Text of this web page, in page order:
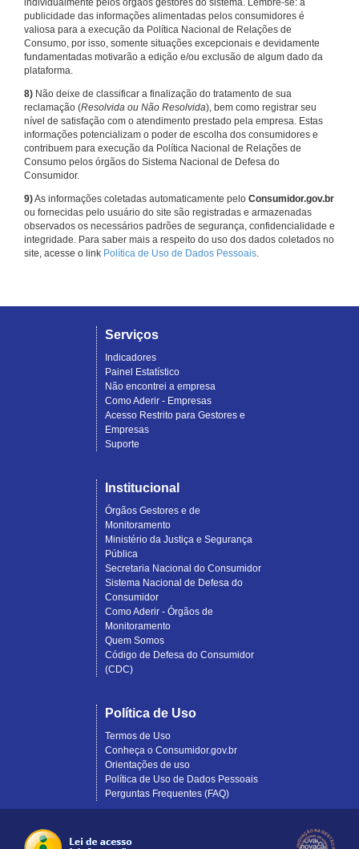
individualmente pelos órgãos gestores do sistema. Lembre-se: a
publicidade das informações alimentadas pelos consumidores é
valiosa para a execução da Política Nacional de Relações de
Consumo, por isso, somente situações excepcionais e devidamente
fundamentadas motivarão a edição e/ou exclusão de algum dado da
plataforma.
8) Não deixe de classificar a finalização do tratamento de sua
reclamação (Resolvida ou Não Resolvida), bem como registrar seu
nível de satisfação com o atendimento prestado pela empresa. Estas
informações potencializam o poder de escolha dos consumidores e
contribuem para execução da Política Nacional de Relações de
Consumo pelos órgãos do Sistema Nacional de Defesa do
Consumidor.
9)As informações coletadas automaticamente pelo Consumidor.gov.br
ou fornecidas pelo usuário do site são registradas e armazenadas
observados os necessários padrões de segurança, confidencialidade e
integridade. Para saber mais a respeito do uso dos dados coletados no
site, acesse o link Política de Uso de Dados Pessoais.
Serviços
Indicadores
Painel Estatístico
Não encontrei a empresa
Como Aderir - Empresas
Acesso Restrito para Gestores e
Empresas
Suporte
Institucional
Órgãos Gestores e de
Monitoramento
Ministério da Justiça e Segurança
Pública
Secretaria Nacional do Consumidor
Sistema Nacional de Defesa do
Consumidor
Como Aderir - Órgãos de
Monitoramento
Quem Somos
Código de Defesa do Consumidor
(CDC)
Política de Uso
Termos de Uso
Conheça o Consumidor.gov.br
Orientações de uso
Política de Uso de Dados Pessoais
Perguntas Frequentes (FAQ)